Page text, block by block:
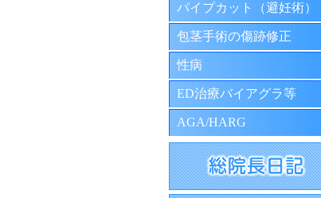
パイプカット（避妊術）
包茎手術の傷跡修正
性病
ED治療バイアグラ等
AGA/HARG